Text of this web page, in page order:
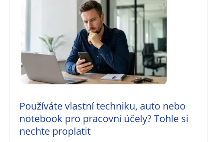
Používáte vlastní techniku, auto nebo
notebook pro pracovní účely? Tohle si
nechte proplatit